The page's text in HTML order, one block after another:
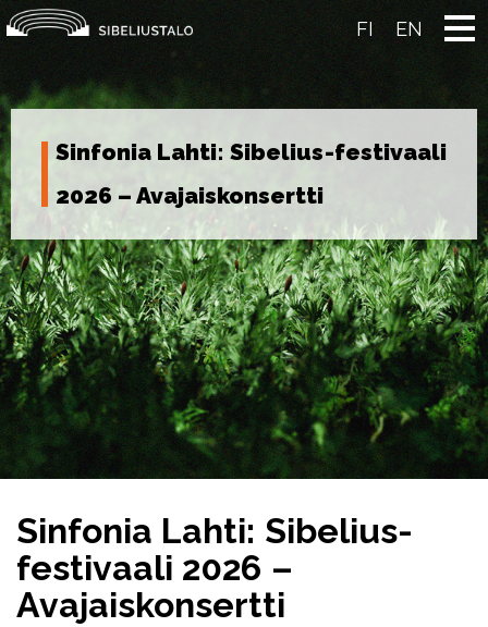
Skip
to
content
FI EN
Sinfonia Lahti: Sibelius-festivaali
2026 – Avajaiskonsertti
Sinfonia Lahti: Sibelius-
festivaali 2026 –
Avajaiskonsertti